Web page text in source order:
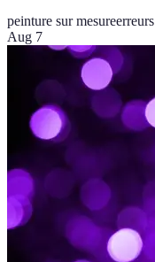
peinture sur mesure
Aug 7